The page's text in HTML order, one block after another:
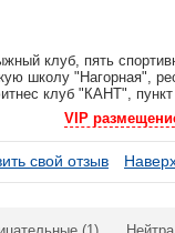
клуб, пять
школу "Нагорная",
клуб "КАНТ",
VIP
свой отзыв